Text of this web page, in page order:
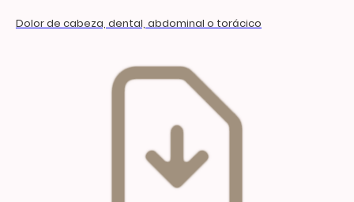
Dolor de cabeza, dental, abdominal o torácico